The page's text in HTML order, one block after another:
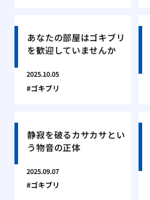
あなたの部屋はゴキブリ
を歓迎していませんか
2025.10.05
ゴキブリ
静寂を破るカサカサとい
う物音の正体
2025.09.07
ゴキブリ